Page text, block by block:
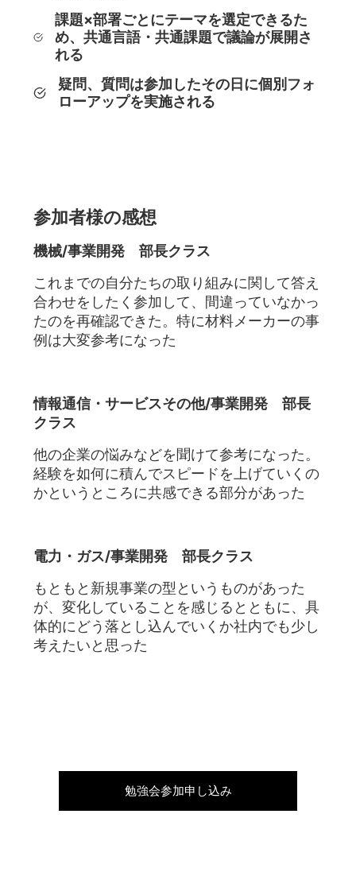
課題×部署ごとにテーマを選定できるた
め、共通言語・共通課題で議論が展開さ
れる
疑問、質問は参加したその日に個別フォ
ローアップを実施される
参加者様の感想
機械/事業開発 部長クラス
これまでの自分たちの取り組みに関して答え
合わせをしたく参加して、間違っていなかっ
たのを再確認できた。特に材料メーカーの事
例は大変参考になった
情報通信・サービスその他/事業開発 部長
クラス
他の企業の悩みなどを聞けて参考になった。
経験を如何に積んでスピードを上げていくの
かというところに共感できる部分があった
電力・ガス/事業開発 部長クラス
もともと新規事業の型というものがあった
が、変化していることを感じるとともに、具
体的にどう落とし込んでいくか社内でも少し
考えたいと思った
勉強会参加申し込み